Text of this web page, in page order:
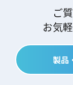
ご
お気
製品